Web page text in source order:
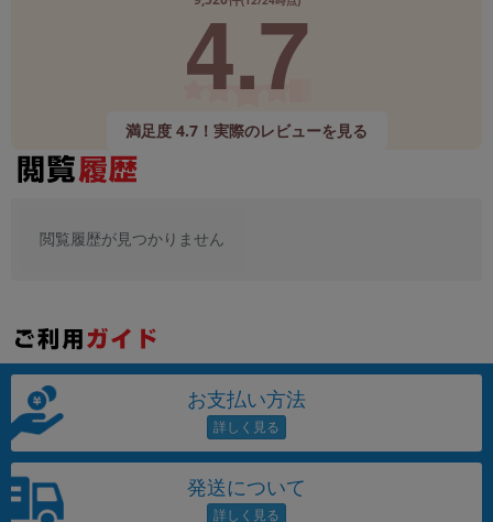
4.7
満足度 4.7！実際のレビューを見る
閲覧履歴が見つかりません
お支払い方法
発送について